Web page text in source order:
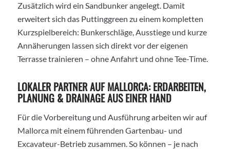
Zusätzlich wird ein Sandbunker angelegt. Damit
erweitert sich das Puttinggreen zu einem kompletten
Kurzspielbereich: Bunkerschläge, Ausstiege und kurze
Annäherungen lassen sich direkt vor der eigenen
Terrasse trainieren – ohne Anfahrt und ohne Tee-Time.
LOKALER PARTNER AUF MALLORCA: ERDARBEITEN,
PLANUNG & DRAINAGE AUS EINER HAND
Für die Vorbereitung und Ausführung arbeiten wir auf
Mallorca mit einem führenden Gartenbau- und
Excavateur-Betrieb zusammen. So können – je nach